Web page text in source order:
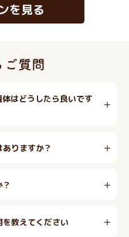
を見る
はどうしたら良いです
りますか？
教えてください